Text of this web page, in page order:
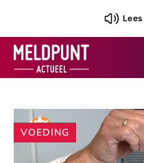
inhoud
Andere
artikelen
VOEDING